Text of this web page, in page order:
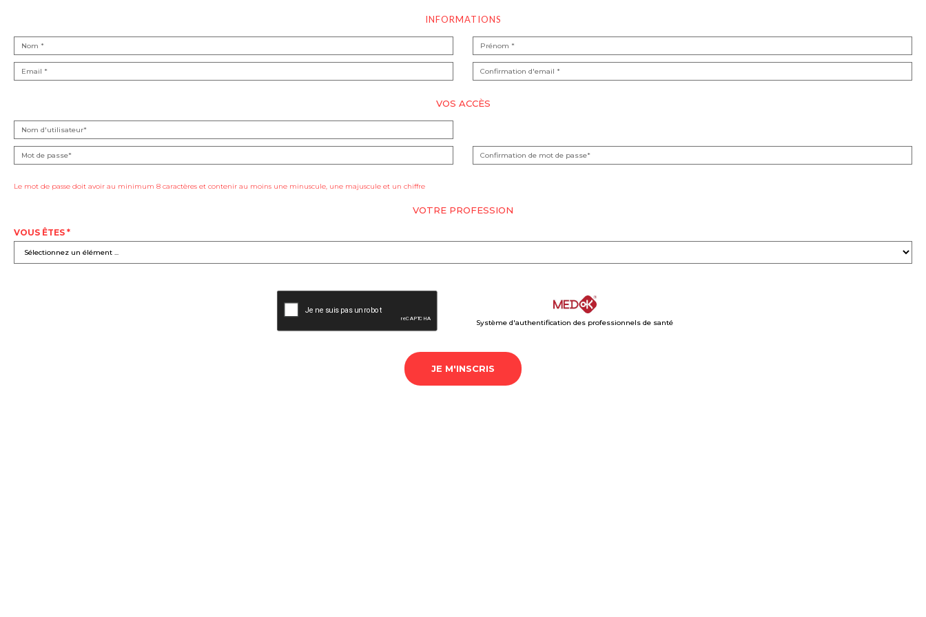
INFORMATIONS
VOS ACCÈS
Le mot de passe doit avoir au minimum 8 caractères et contenir au moins une minuscule, une majuscule et un chiffre
VOTRE PROFESSION
VOUS ÊTES *
Système d'authentification des professionnels de santé
JE M'INSCRIS